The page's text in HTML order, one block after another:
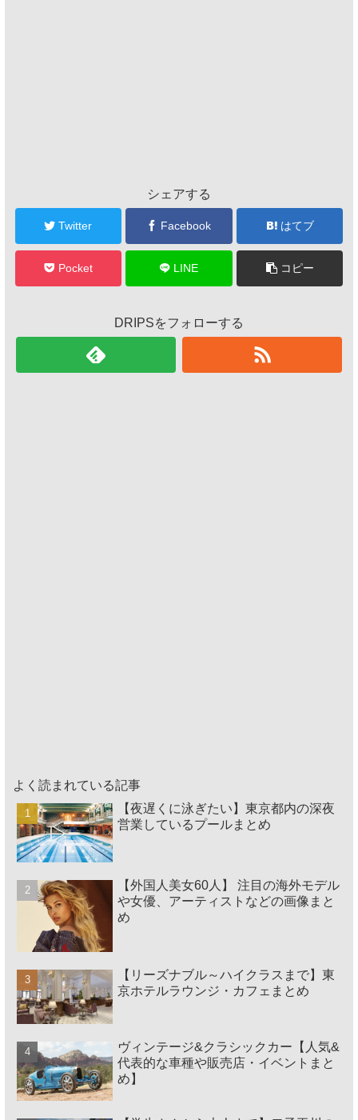
シェアする
Twitter Facebook はてブ
Pocket LINE コピー
DRIPSをフォローする
よく読まれている記事
【夜遅くに泳ぎたい】東京都内の深夜
営業しているプールまとめ
【外国人美女60人】 注目の海外モデル
や女優、アーティストなどの画像まと
め
【リーズナブル～ハイクラスまで】東
京ホテルラウンジ・カフェまとめ
ヴィンテージ&クラシックカー【人気&
代表的な車種や販売店・イベントまと
め】